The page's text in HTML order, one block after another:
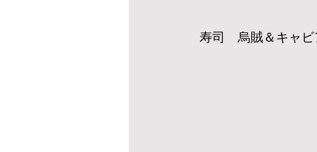
寿司　烏賊＆キャビ